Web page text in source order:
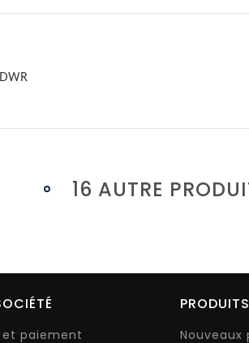
16 AUTRE
et paiement
PRODUITS
Nouveaux